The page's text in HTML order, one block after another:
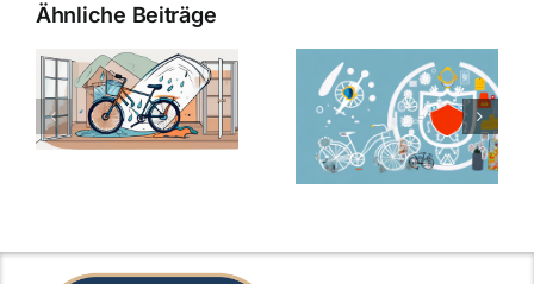
Ähnliche Beiträge